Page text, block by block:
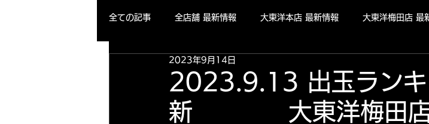
全ての記事 全店舗 最新情報 大東洋本店 最新情報 大東洋梅田店 最
パールサーティーン 最新情報
大東洋東通り店 出玉ランキング パールサーティーン 出玉ランキング
2023.9.13 出玉ランキ
新 大東洋梅田
2023年9月14日